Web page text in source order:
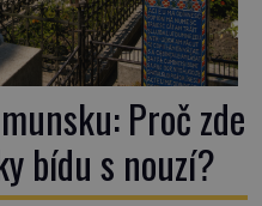
Proč zde
bídu s nouzí?